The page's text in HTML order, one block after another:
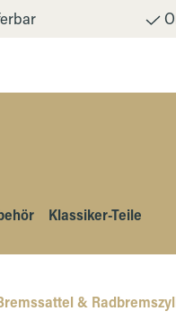
Klassiker-Teile
&